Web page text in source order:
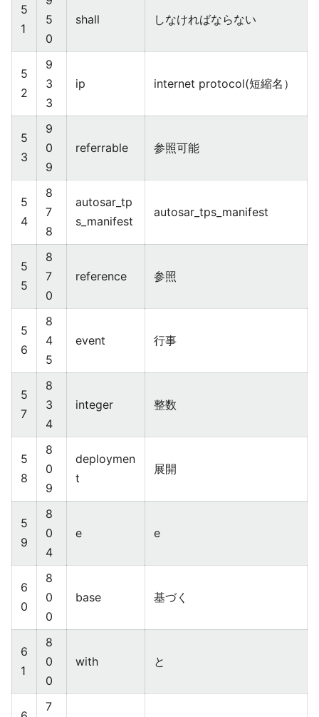
5
1
5
0
shall しなければならない
5
2
9
3
3
ip internet protocol(短縮名）
5
3
9
0
9
referrable 参照可能
5
4
8
7
8
autosar_tp
s_manifest
autosar_tps_manifest
5
5
8
7
0
reference 参照
5
6
8
4
5
event 行事
5
7
8
3
4
integer 整数
5
8
8
0
9
deploymen
t
展開
5
9
8
0
4
e e
6
0
8
0
0
base 基づく
6
1
8
0
0
with と
7